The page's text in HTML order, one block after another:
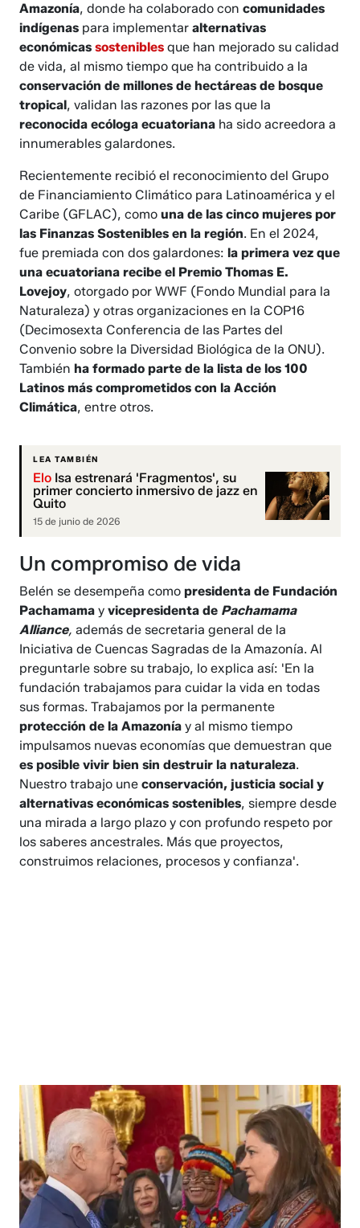
Amazonía, donde ha colaborado concomunidades
indígenas para implementaralternativas
económicassostenibles que han mejorado su calidad
de vida, al mismo tiempo que ha contribuido a la
conservación de millones de hectáreas de bosque
tropical, validan las razones por las que la
reconocida ecóloga ecuatoriana ha sido acreedora a
innumerables galardones.
Recientemente recibió el reconocimiento del Grupo
de Financiamiento Climático para Latinoamérica y el
Caribe (GFLAC), comouna de las cinco mujeres por
las Finanzas Sostenibles en la región. En el 2024,
fue premiada con dos galardones: la primera vez que
una ecuatoriana recibe el Premio Thomas E.
Lovejoy, otorgado por WWF (Fondo Mundial para la
Naturaleza) y otras organizaciones en la COP16
(Decimosexta Conferencia de las Partes del
Convenio sobre la Diversidad Biológica de la ONU).
También ha formado parte de la lista de los 100
Latinos más comprometidos con la Acción
Climática, entre otros.
LEA TAMBIÉN
Elo Isa estrenará 'Fragmentos', su
primer concierto inmersivo de jazz en
Quito
15 de junio de 2026
Un compromiso de vida
Belén se desempeña como presidenta de Fundación
Pachamama yvicepresidenta de Pachamama
Alliance, además de secretaria general de la
Iniciativa de Cuencas Sagradas de la Amazonía. Al
preguntarle sobre su trabajo, lo explica así: 'En la
fundación trabajamos para cuidar la vida en todas
sus formas. Trabajamos por la permanente
protección de la Amazonía y al mismo tiempo
impulsamos nuevas economías que demuestran que
es posible vivir bien sin destruir la naturaleza.
Nuestro trabajo uneconservación, justicia social y
alternativas económicas sostenibles, siempre desde
una mirada a largo plazo y con profundo respeto por
los saberes ancestrales. Más que proyectos,
construimos relaciones, procesos y confianza'.